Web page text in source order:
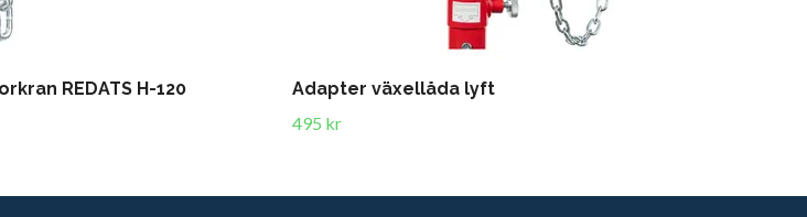
REDATS H-120
Adapter växellåda lyft
495 kr